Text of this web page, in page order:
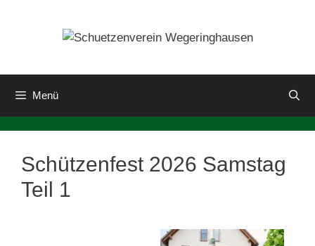
Menü
Schützenfest 2026 Samstag
Teil 1